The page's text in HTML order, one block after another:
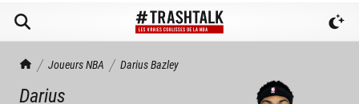
TrashTalk Actu NBA
Joueurs NBA DariusBazley
Darius